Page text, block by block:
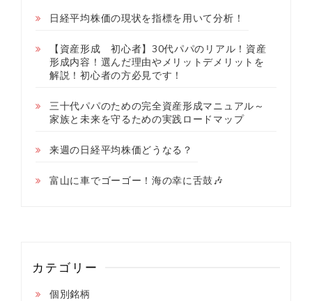
日経平均株価の現状を指標を用いて分析！
【資産形成 初心者】30代パパのリアル！資産
形成内容！選んだ理由やメリットデメリットを
解説！初心者の方必見です！
三十代パパのための完全資産形成マニュアル～
家族と未来を守るための実践ロードマップ
来週の日経平均株価どうなる？
富山に車でゴーゴー！海の幸に舌鼓🎶
カテゴリー
個別銘柄